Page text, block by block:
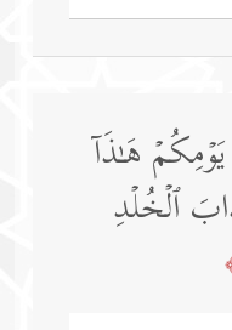
یَوۡمِكُمۡ هَـٰذَاۤ
ٱلۡخُلۡدِ